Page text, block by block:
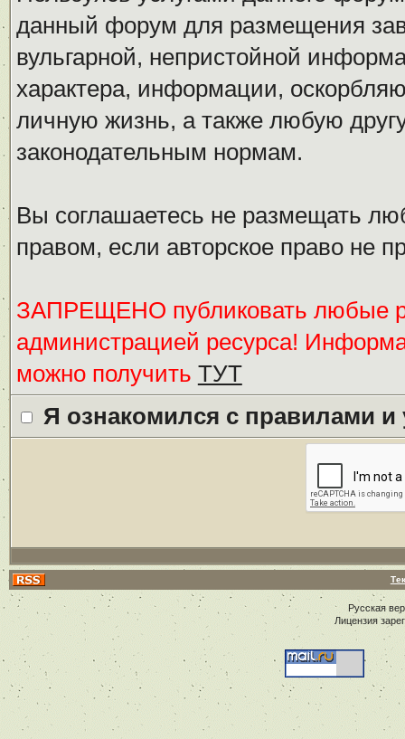
данный форум для размещения
вульгарной, непристойной
характера, информации,
личную жизнь, а также любую
законодательным нормам.
Вы соглашаетесь не размещать
правом, если авторское право не
ЗАПРЕЩЕНО публиковать любые
администрацией ресурса!
можно получить ТУТ
Я ознакомился с правилами
Русская
Лицензия